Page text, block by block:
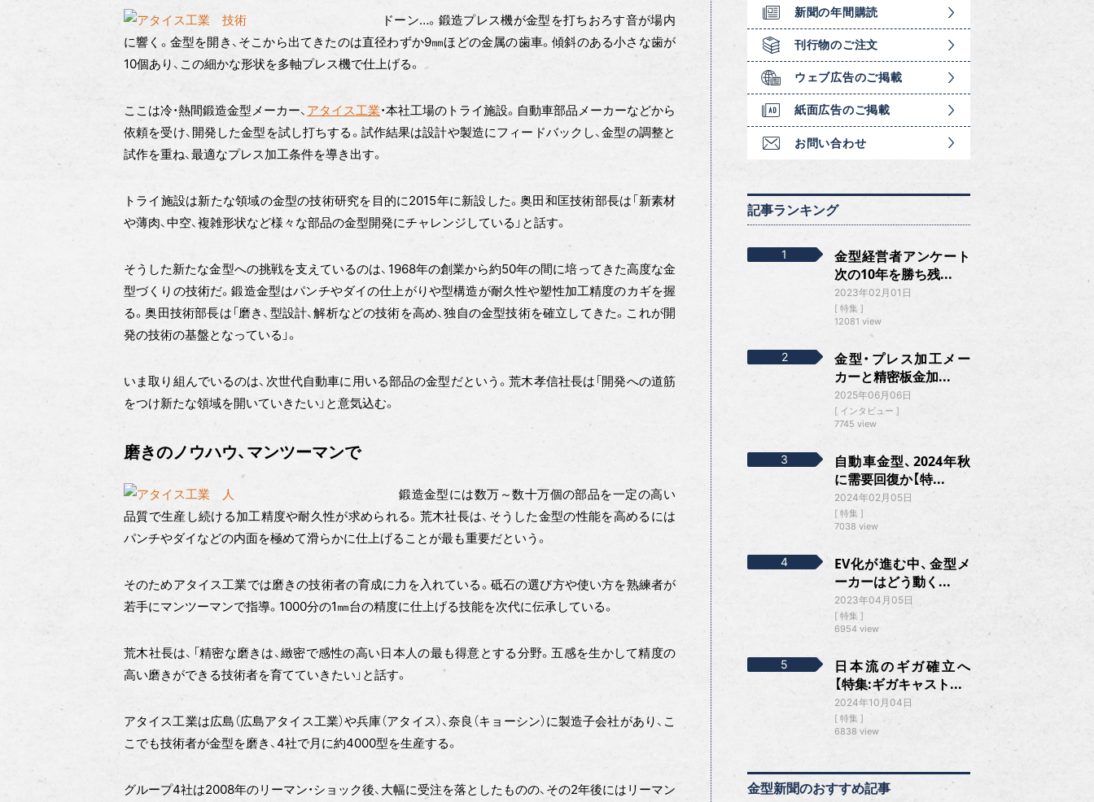
ドーン…。鍛造プレス機が金型を打ちおろす音が場内
に響く。金型を開き、そこから出てきたのは直径わずか9㎜ほどの金属の歯車。傾斜のある小さな歯が
10個あり、この細かな形状を多軸プレス機で仕上げる。
ここは冷・熱間鍛造金型メーカー、 アタイス工業・本社工場のトライ施設。自動車部品メーカーなどから
依頼を受け、開発した金型を試し打ちする。試作結果は設計や製造にフィードバックし、金型の調整と
試作を重ね、最適なプレス加工条件を導き出す。
トライ施設は新たな領域の金型の技術研究を目的に2015年に新設した。奥田和匡技術部長は「新素材
や薄肉、中空、複雑形状など様々な部品の金型開発にチャレンジしている」と話す。
そうした新たな金型への挑戦を支えているのは、1968年の創業から約50年の間に培ってきた高度な金
型づくりの技術だ。鍛造金型はパンチやダイの仕上がりや型構造が耐久性や塑性加工精度のカギを握
る。奥田技術部長は「磨き、型設計、解析などの技術を高め、独自の金型技術を確立してきた。これが開
発の技術の基盤となっている」。
いま取り組んでいるのは、次世代自動車に用いる部品の金型だという。荒木孝信社長は「開発への道筋
をつけ新たな領域を開いていきたい」と意気込む。
磨きのノウハウ、マンツーマンで
鍛造金型には数万～数十万個の部品を一定の高い
品質で生産し続ける加工精度や耐久性が求められる。荒木社長は、そうした金型の性能を高めるには
パンチやダイなどの内面を極めて滑らかに仕上げることが最も重要だという。
そのためアタイス工業では磨きの技術者の育成に力を入れている。砥石の選び方や使い方を熟練者が
若手にマンツーマンで指導。1000分の1㎜台の精度に仕上げる技能を次代に伝承している。
荒木社長は、「精密な磨きは、緻密で感性の高い日本人の最も得意とする分野。五感を生かして精度の
高い磨きができる技術者を育てていきたい」と話す。
アタイス工業は広島（広島アタイス工業）や兵庫（アタイス）、奈良（キョーシン）に製造子会社があり、こ
こでも技術者が金型を磨き、4社で月に約4000型を生産する。
グループ4社は2008年のリーマン・ショック後、大幅に受注を落としたものの、その2年後にはリーマン
新聞の年間購読
刊行物のご注文
ウェブ広告のご掲載
紙面広告のご掲載
お問い合わせ
記事ランキング
金型経営者アンケート
次の10年を勝ち残...
2023年02月01日
特集
12081 view
金型・プレス加工メー
カーと精密板金加...
2025年06月06日
インタビュー
7745 view
自動車金型、2024年秋
に需要回復か【特...
2024年02月05日
特集
7038 view
EV化が進む中、金型メ
ーカーはどう動く...
2023年04月05日
特集
6954 view
日本流のギガ確立へ
【特集:ギガキャスト...
2024年10月04日
特集
6838 view
金型新聞のおすすめ記事